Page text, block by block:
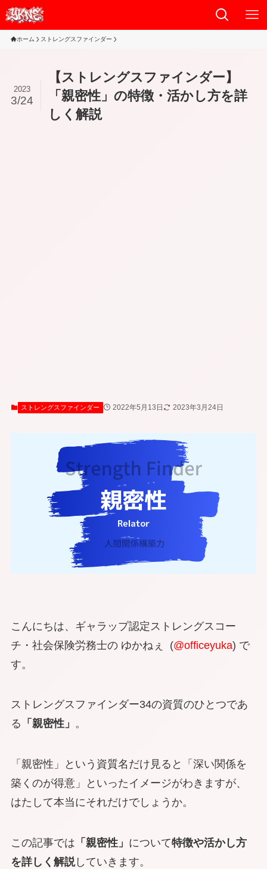
ホーム ストレングスファインダー
【ストレングスファインダー】
「親密性」の特徴・活かし方を詳
しく解説
2023
3/24
ストレングスファインダー 2022年5月13日 2023年3月24日
こんにちは、ギャラップ認定ストレングスコー
チ・社会保険労務士の ゆかねぇ (@officeyuka) で
す。
ストレングスファインダー34の資質のひとつであ
る 「親密性」 。
「親密性」という資質名だけ見ると「深い関係を
築くのが得意」といったイメージがわきますが、
はたして本当にそれだけでしょうか。
この記事では 「親密性」 について特徴や活かし方
を詳しく解説していきます。